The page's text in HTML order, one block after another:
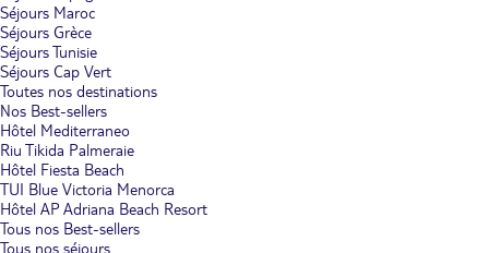
Séjours Maroc
Séjours Grèce
Séjours Tunisie
Séjours Cap Vert
Toutes nos destinations
Nos Best-sellers
Hôtel Mediterraneo
Riu Tikida Palmeraie
Hôtel Fiesta Beach
TUI Blue Victoria Menorca
Hôtel AP Adriana Beach Resort
Tous nos Best-sellers
Tous nos séjours